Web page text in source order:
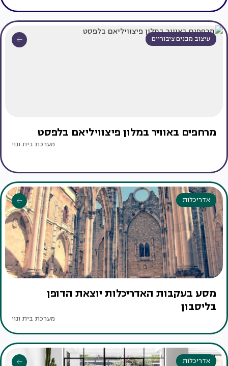
עיצוב מבנים ציבוריים
מרחפים באוויר במלון פיצוויליאם בלפסט
מערכת בית ונוי
אדריכלות
מסע בעקבות האדריכלות יוצאת הדופן
בליסבון
מערכת בית ונוי
אדריכלות